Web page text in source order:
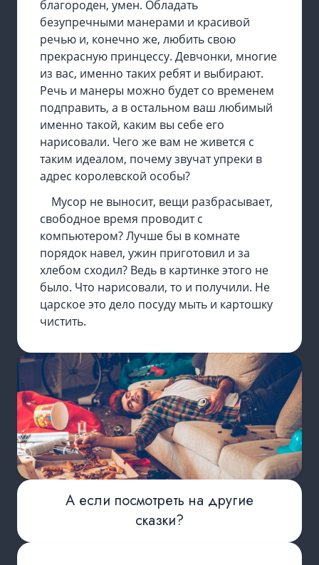
благороден, умен. Обладать
безупречными манерами и красивой
речью и, конечно же, любить свою
прекрасную принцессу. Девчонки, многие
из вас, именно таких ребят и выбирают.
Речь и манеры можно будет со временем
подправить, а в остальном ваш любимый
именно такой, каким вы себе его
нарисовали. Чего же вам не живется с
таким идеалом, почему звучат упреки в
адрес королевской особы?
Мусор не выносит, вещи разбрасывает,
свободное время проводит с
компьютером? Лучше бы в комнате
порядок навел, ужин приготовил и за
хлебом сходил? Ведь в картинке этого не
было. Что нарисовали, то и получили. Не
царское это дело посуду мыть и картошку
чистить.
А если посмотреть на другие
сказки?